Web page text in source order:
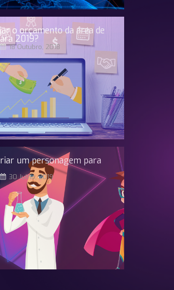
o orçamento da área de
2019?
18 Outubro, 2018
um personagem para
30 Julho, 2019